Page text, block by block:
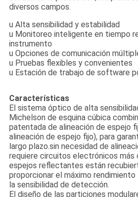
diversos campos.
u Alta sensibilidad y estabilidad
u Monitoreo inteligente en tiempo
instrumento
u Opciones de comunicación
u Pruebas flexibles y convenientes
u Estación de trabajo de software
Características
El sistema óptico de alta
Michelson de esquina cúbica
patentada de alineación de espejo
alineación de espejo fijo), para
largo plazo.sin necesidad de
requiere circuitos electrónicos más
espejos reflectantes están
proporcionar el máximo
la sensibilidad de detección.
El diseño de las particiones